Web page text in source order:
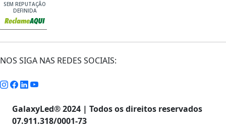
SEM REPUTAÇÃO
DEFINIDA
NOS SIGA NAS REDES SOCIAIS:
GalaxyLed® 2024 | Todos os direitos reservados
07.911.318/0001-73